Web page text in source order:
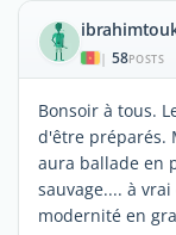
| 58POSTS
Bonsoir à tous.
d'être préparés.
aura ballade en
sauvage.... à
modernité en